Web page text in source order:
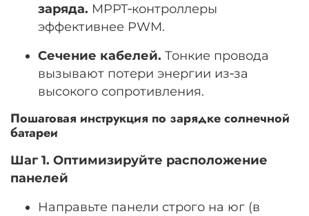
заряда. MPPT‑контроллеры
эффективнее PWM.
Сечение кабелей. Тонкие провода
вызывают потери энергии из‑за
высокого сопротивления.
Пошаговая инструкция по зарядке солнечной
батареи
Шаг 1. Оптимизируйте расположение
панелей
Направьте панели строго на юг (в